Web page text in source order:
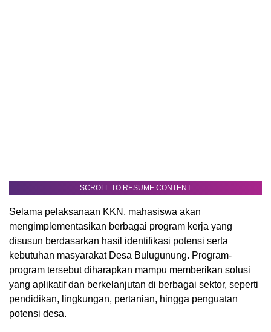
SCROLL TO RESUME CONTENT
Selama pelaksanaan KKN, mahasiswa akan
mengimplementasikan berbagai program kerja yang
disusun berdasarkan hasil identifikasi potensi serta
kebutuhan masyarakat Desa Bulugunung. Program-
program tersebut diharapkan mampu memberikan solusi
yang aplikatif dan berkelanjutan di berbagai sektor, seperti
pendidikan, lingkungan, pertanian, hingga penguatan
potensi desa.